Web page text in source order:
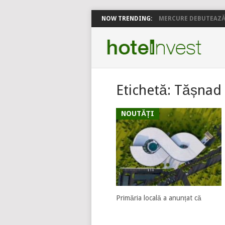
NOW TRENDING: MERCURE
Etichetă: Tășnad
NOUTĂȚI
Primăria locală a anunțat că